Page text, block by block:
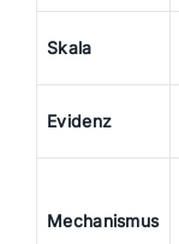
Skala
Evidenz
Mechanismus